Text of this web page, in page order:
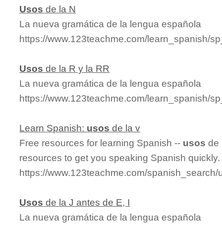
Usos de la N
La nueva gramática de la lengua española
https://www.123teachme.com/learn_spanish/
Usos de la R y la RR
La nueva gramática de la lengua española
https://www.123teachme.com/learn_spanish/
Learn Spanish: usos de la v
Free resources for learning Spanish -- usos de
resources to get you speaking Spanish quickly.
https://www.123teachme.com/
Usos de la J antes de E, I
La nueva gramática de la lengua española